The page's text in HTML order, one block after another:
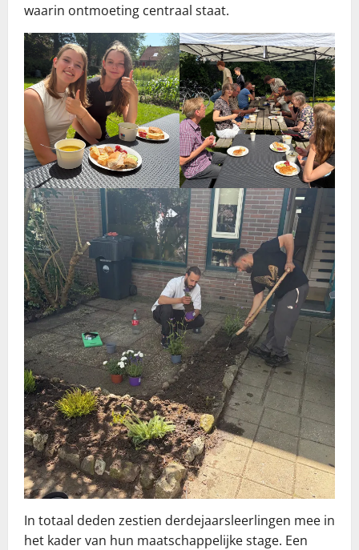
waarin ontmoeting centraal staat.
In totaal deden zestien derdejaarsleerlingen mee in
het kader van hun maatschappelijke stage. Een